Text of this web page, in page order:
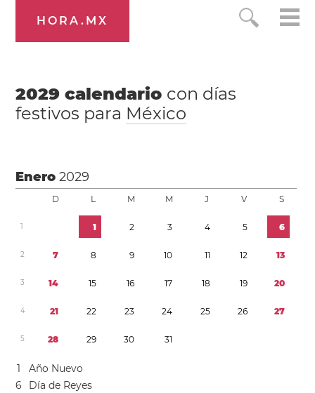
HORA.MX
2029 calendario con días
festivos para México
Enero2029
D L M M J V S
1 1 2 3 4 5 6
2 7 8 9 10 11 12 13
3 14 15 16 17 18 19 20
4 21 22 23 24 25 26 27
5 28 29 30 31
1
Año Nuevo
6
Día de Reyes